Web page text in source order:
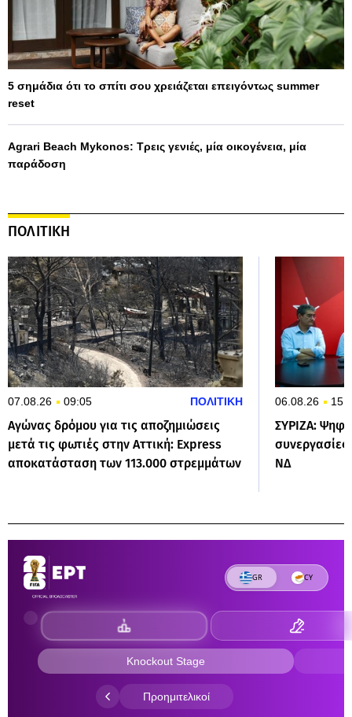
5 σημάδια ότι το σπίτι σου χρειάζεται επειγόντως summer
reset
Agrari Beach Mykonos: Τρεις γενιές, μία οικογένεια, μία
παράδοση
ΠΟΛΙΤΙΚΗ
07.08.26 09:05 ΠΟΛΙΤΙΚΗ
Αγώνας δρόμου για τις αποζημιώσεις
μετά τις φωτιές στην Αττική: Express
αποκατάσταση των 113.000 στρεμμάτων
06.08.26
ΣΥΡΙΖΑ:
ΝΔ